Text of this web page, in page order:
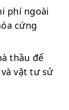
phí ngoài
cứng
thầu để
vật tư sử